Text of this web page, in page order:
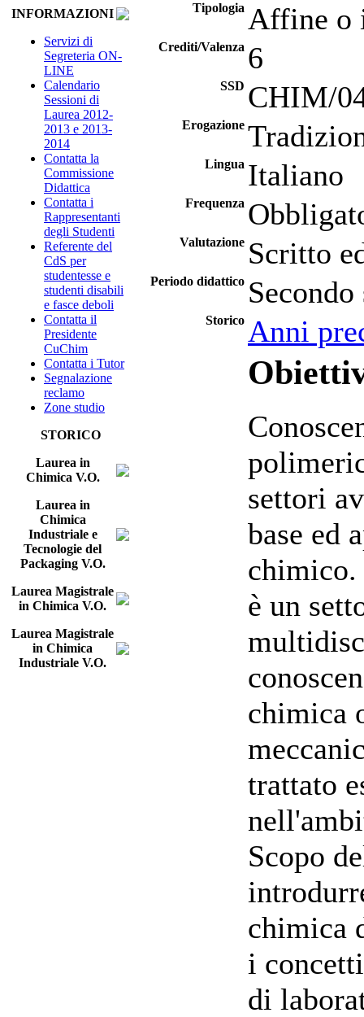
INFORMAZIONI
Servizi di
Segreteria ON-
LINE
Calendario
Sessioni di
Laurea 2012-
2013 e 2013-
2014
Contatta la
Commissione
Didattica
Contatta i
Rappresentanti
degli Studenti
Referente del
CdS per
studentesse e
studenti disabili
e fasce deboli
Contatta il
Presidente
CuChim
Contatta i Tutor
Segnalazione
reclamo
Zone studio
STORICO
Laurea in
Chimica V.O.
Laurea in
Chimica
Industriale e
Tecnologie del
Packaging V.O.
Laurea Magistrale
in Chimica V.O.
Laurea Magistrale
in Chimica
Industriale V.O.
Tipologia Affine o
Crediti/Valenza 6
SSD CHIM/
Erogazione
Lingua Italiano
Frequenza
Valutazione Scritto
Periodo didattico Secondo
Storico Anni
settori
base ed
chimico.
è un
chimica
trattato
Scopo
chimica
i
di